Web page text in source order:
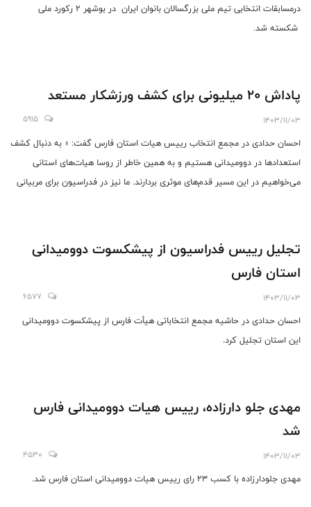
درمسابقات انتخابی تیم ملی بزرگسالان بانوان ایران در بوشهر 2 رکورد ملی
شکسته شد.
پاداش 20 میلیونی برای کشف ورزشکار مستعد
1403/11/03
5915
احسان حدادی در مجمع انتخاب رییس هیات استان فارس گفت: « به دنبال کشف
استعدادها در دوومیدانی هستیم و به همین خاطر از روسا هیات‌های استانی
می‌خواهیم در این مسیر قدم‌های موثری بردارند. ما نیز در فدراسیون برای مربیانی
تجلیل رییس فدراسیون از پیشکسوت دوومیدانی
استان فارس
1403/11/03
6577
احسان حدادی در حاشیه مجمع انتخاباتی هیأت فارس از پیشکسوت دوومیدانی
این استان تجلیل کرد.
مهدی جلو دارزاده، رییس هیات دوومیدانی فارس
شد
1403/11/03
4530
مهدی جلودارزاده با کسب ۲۳ رای رییس هیات دوومیدانی استان فارس شد.